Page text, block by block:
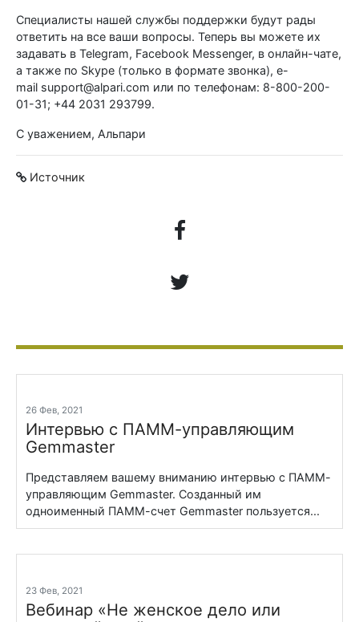
Специалисты нашей службы поддержки будут рады
ответить на все ваши вопросы. Теперь вы можете их
задавать в Telegram, Facebook Messenger, в онлайн-чате,
а также по Skype (только в формате звонка), e-
mail support@alpari.com или по телефонам: 8-800-200-
01-31; +44 2031 293799.
С уважением, Альпари
Источник
26 Фев, 2021
Интервью с ПАММ-управляющим
Gemmaster
Представляем вашему вниманию интервью с ПАММ-
управляющим Gemmaster. Созданный им
одноименный ПАММ-счет Gemmaster пользуется...
23 Фев, 2021
Вебинар «Не женское дело или